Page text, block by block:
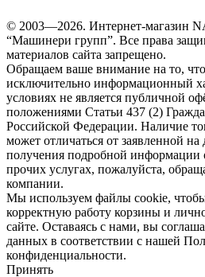
© 2003—2026. Интернет-магазин
“Машинери групп”. Все права
материалов сайта запрещено.
Обращаем ваше внимание на то,
исключительно информационный
условиях не является публичной
положениями Статьи 437 (2)
Российской Федерации. Наличие
может отличаться от заявленной
получения подробной информации
прочих услугах, пожалуйста,
компании.
Мы используем файлы cookie,
корректную работу корзины и
сайте. Оставаясь с нами, вы
данных в соответствии с нашей
конфиденциальности.
Принять